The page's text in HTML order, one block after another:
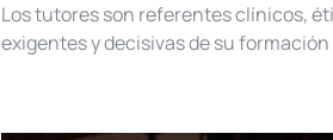
Los tutores son referentes clínicos,
exigentes y decisivas de su